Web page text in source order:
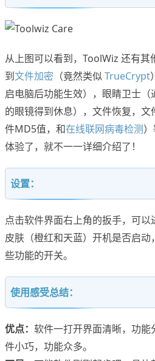
从上图可以看到，ToolWiz 还有其
到文件加密 （竟然类似 TrueCrypt
启电脑后功能生效），眼睛卫士
的眼镜得到休息），文件恢复，
件MD5值，和在线联网病毒检测
体验了，就不一一详细介绍了！
设置：
点击软件界面右上角的扳手，可
皮肤（橙红和天蓝）开机是否启
些功能的开关。
使用感受总结：
优点： 软件一打开界面清晰，功能
件小巧，功能众多。